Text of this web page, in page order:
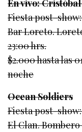
En vivo:
Fiesta post-
Bar Loreto.
23:00 hrs.
$2.000 hasta las
noche
Ocean Soldiers
Fiesta post-show:
El Clan.